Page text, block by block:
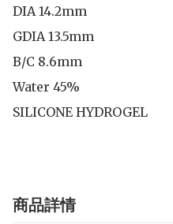
DIA 14.2mm
GDIA 13.5mm
B/C 8.6mm
Water 45%
SILICONE HYDROGEL
商品詳情